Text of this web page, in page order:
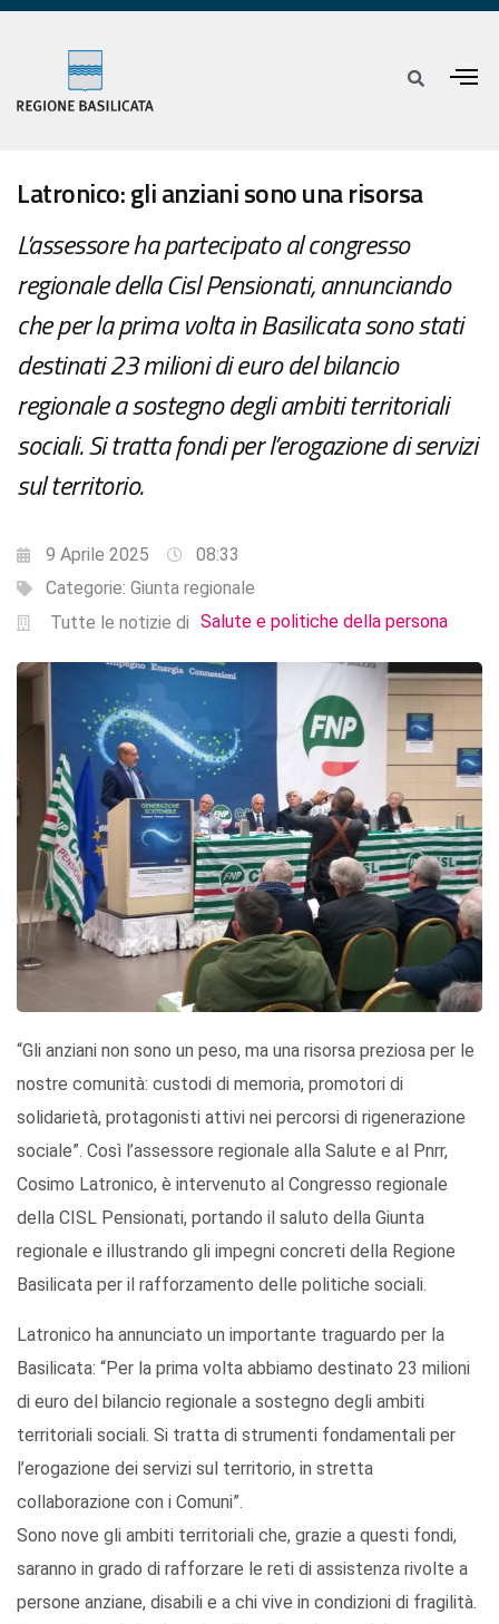
Latronico: gli anziani sono una risorsa
L’assessore ha partecipato al congresso
regionale della Cisl Pensionati, annunciando
che per la prima volta in Basilicata sono stati
destinati 23 milioni di euro del bilancio
regionale a sostegno degli ambiti territoriali
sociali. Si tratta fondi per l’erogazione di servizi
sul territorio.
9 Aprile 2025
08:33
Categorie: Giunta regionale
Tutte le notizie di Salute e politiche della persona
“Gli anziani non sono un peso, ma una risorsa preziosa per le
nostre comunità: custodi di memoria, promotori di
solidarietà, protagonisti attivi nei percorsi di rigenerazione
sociale”. Così l’assessore regionale alla Salute e al Pnrr,
Cosimo Latronico, è intervenuto al Congresso regionale
della CISL Pensionati, portando il saluto della Giunta
regionale e illustrando gli impegni concreti della Regione
Basilicata per il rafforzamento delle politiche sociali.
Latronico ha annunciato un importante traguardo per la
Basilicata: “Per la prima volta abbiamo destinato 23 milioni
di euro del bilancio regionale a sostegno degli ambiti
territoriali sociali. Si tratta di strumenti fondamentali per
l’erogazione dei servizi sul territorio, in stretta
collaborazione con i Comuni”.
Sono nove gli ambiti territoriali che, grazie a questi fondi,
saranno in grado di rafforzare le reti di assistenza rivolte a
persone anziane, disabili e a chi vive in condizioni di fragilità.